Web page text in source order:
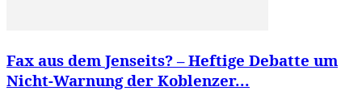
Fax aus dem Jenseits? – Heftige Debatte um
Nicht-Warnung der Koblenzer...